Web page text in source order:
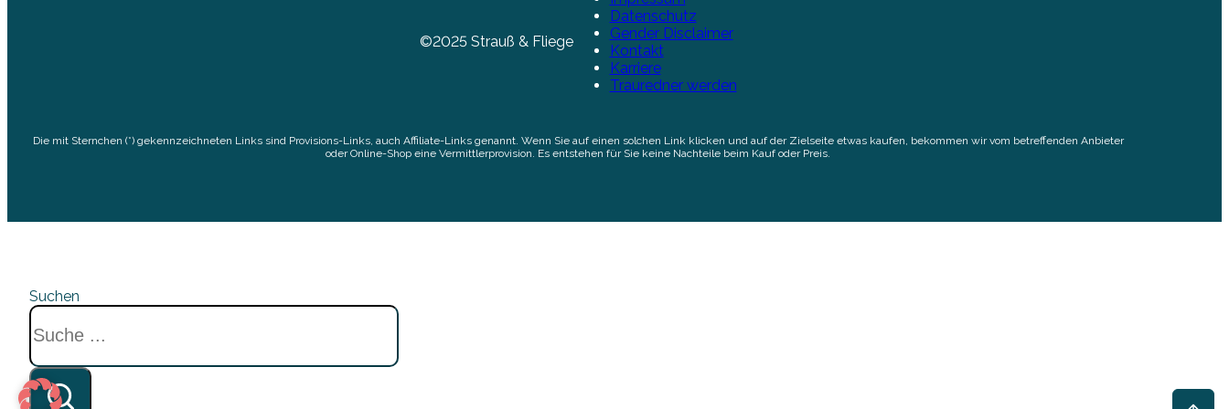
©2025 Strauß & Fliege
Datenschutz
Gender Disclaimer
Kontakt
Karriere
Trauredner werden
Die mit Sternchen (*) gekennzeichneten Links sind Provisions-Links, auch Affiliate-Links genannt. Wenn Sie auf einen solchen Link klicken und auf der Zielseite etwas kaufen, bekommen wir vom betreffenden Anbieter
oder Online-Shop eine Vermittlerprovision. Es entstehen für Sie keine Nachteile beim Kauf oder Preis.
Suchen